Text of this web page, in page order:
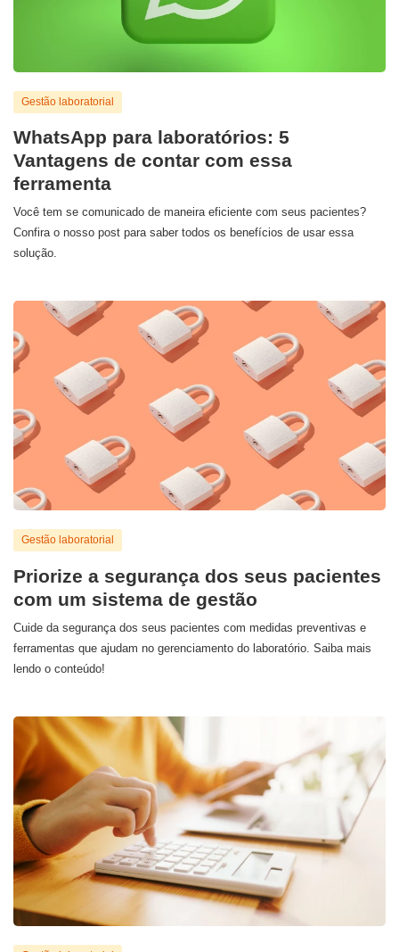
Gestão laboratorial
WhatsApp para laboratórios: 5
Vantagens de contar com essa
ferramenta
Você tem se comunicado de maneira eficiente com seus pacientes?
Confira o nosso post para saber todos os benefícios de usar essa
solução.
Gestão laboratorial
Priorize a segurança dos seus pacientes
com um sistema de gestão
Cuide da segurança dos seus pacientes com medidas preventivas e
ferramentas que ajudam no gerenciamento do laboratório. Saiba mais
lendo o conteúdo!